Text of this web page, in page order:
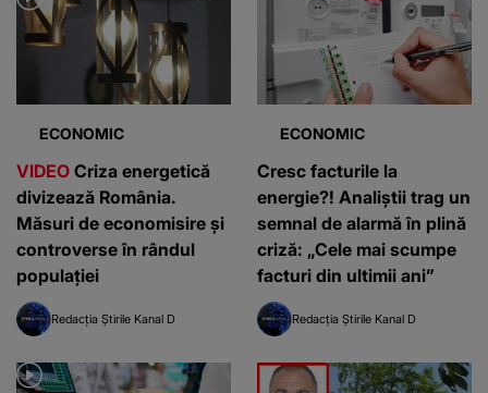
ECONOMIC
VIDEO Criza energetică
divizează România.
Măsuri de economisire și
controverse în rândul
populației
Redacția Știrile Kanal D
ECONOMIC
Cresc facturile la
energie?! Analiștii trag un
semnal de alarmă în plină
criză: „Cele mai scumpe
facturi din ultimii ani”
Redacția Știrile Kanal D